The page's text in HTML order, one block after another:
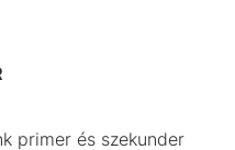
primer és szekunder